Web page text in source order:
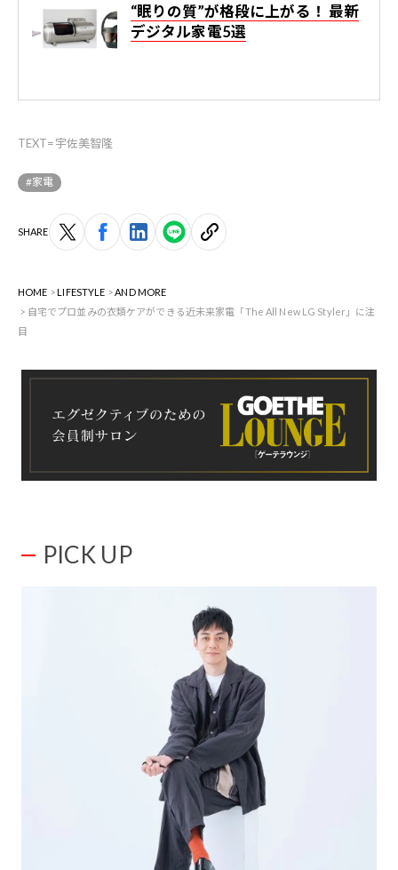
“眠りの質”が格段に上がる！ 最新
デジタル家電5選
TEXT=宇佐美智隆
#家電
SHARE
HOME LIFESTYLE
AND MORE
自宅でプロ並みの衣類ケアができる近未来家電「The All New LG Styler」に注
目
PICK UP